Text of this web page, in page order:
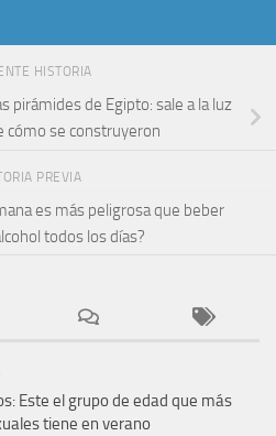
HISTORIA
pirámides de Egipto: sale a la luz
cómo se construyeron
PREVIA
es más peligrosa que beber
todos los días?
Este el grupo de edad que más
tiene en verano